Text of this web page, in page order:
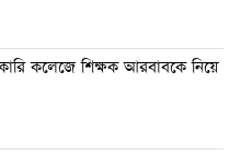
কলেজে শিক্ষক আরবাবকে নিয়ে